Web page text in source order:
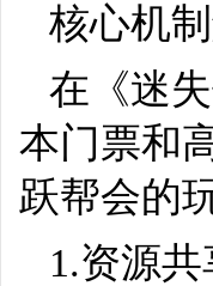
核心机制
在《迷
本门票和
跃帮会的
1.资源